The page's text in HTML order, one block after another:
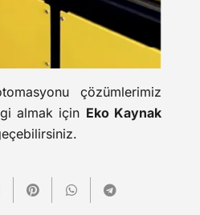
çözümlerimiz
almak için Eko Kaynak